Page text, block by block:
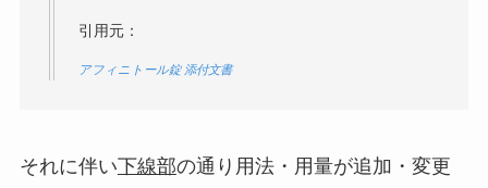
引用元：
アフィニトール錠 添付文書
それに伴い下線部の通り用法・用量が追加・変更